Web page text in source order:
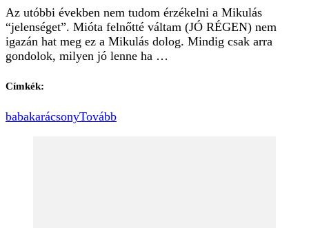
Az utóbbi években nem tudom érzékelni a Mikulás
“jelenséget”. Mióta felnőtté váltam (JÓ RÉGEN) nem
igazán hat meg ez a Mikulás dolog. Mindig csak arra
gondolok, milyen jó lenne ha …
Címkék:
babakarácsonyTovább